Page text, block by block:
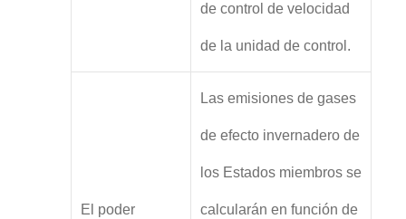
de control de velocidad
de la unidad de control.
El poder
Las emisiones de gases
de efecto invernadero de
los Estados miembros se
calcularán en función de